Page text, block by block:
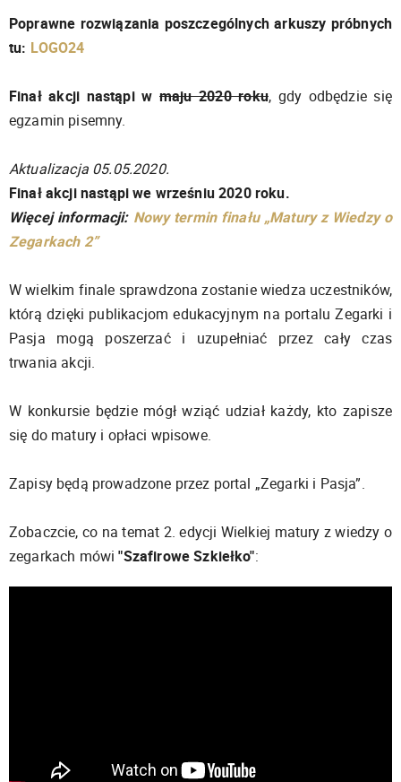
Poprawne rozwiązania poszczególnych arkuszy próbnych
tu: LOGO24
Finał akcji nastąpi w maju 2020 roku, gdy odbędzie się
egzamin pisemny.
Aktualizacja 05.05.2020.
Finał akcji nastąpi we wrześniu 2020 roku.
Więcej informacji: Nowy termin finału „Matury z Wiedzy o
Zegarkach 2”
W wielkim finale sprawdzona zostanie wiedza uczestników,
którą dzięki publikacjom edukacyjnym na portalu Zegarki i
Pasja mogą poszerzać i uzupełniać przez cały czas
trwania akcji.
W konkursie będzie mógł wziąć udział każdy, kto zapisze
się do matury i opłaci wpisowe.
Zapisy będą prowadzone przez portal „Zegarki i Pasja”.
Zobaczcie, co na temat 2. edycji Wielkiej matury z wiedzy o
zegarkach mówi"Szafirowe Szkiełko":